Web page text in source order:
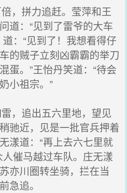
，拼力追赶。莹萍和王
道：“见到了雷爷的大车
：“见到了！我想看得仔
的贼子立刻凶霸霸的举刀
蛋。”王怡丹笑道：“待会
小祖宗。”
，追出五六里地，望见
驰近，见是一批官兵押着
漾道：“再上去六七里就
催马越过车队。庄无漾
亦川圈转坐骑，拦在当
急追。